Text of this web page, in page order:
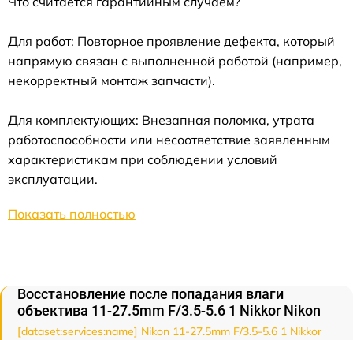
Для работ: Повторное проявление дефекта, который
напрямую связан с выполненной работой (например,
некорректный монтаж запчасти).
Для комплектующих: Внезапная поломка, утрата
работоспособности или несоответствие заявленным
характеристикам при соблюдении условий
эксплуатации.
Показать полностью
Восстановление после попадания влаги
объектива 11-27.5mm F/3.5-5.6 1 Nikkor Nikon
[dataset:services:name] Nikon 11-27.5mm F/3.5-5.6 1 Nikkor